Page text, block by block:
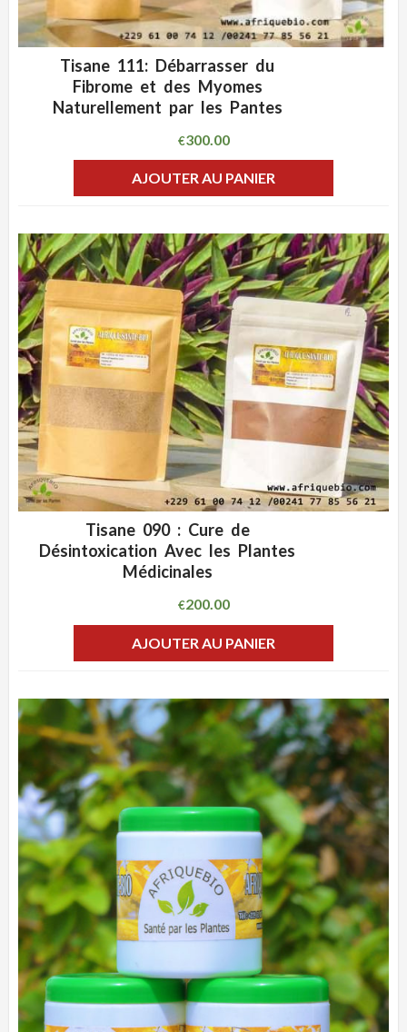
ADD WISHLIST
Tisane 111: Débarrasser du
Fibrome et des Myomes
Naturellement par les Pantes
€300.00
AJOUTER AU PANIER
ADD WISHLIST
Tisane 090 : Cure de
Désintoxication Avec les Plantes
Médicinales
€200.00
AJOUTER AU PANIER